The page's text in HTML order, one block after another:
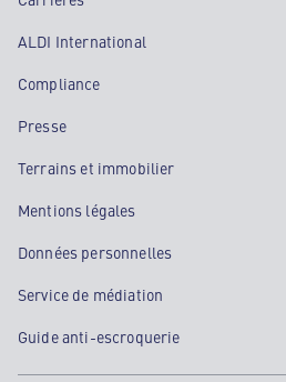
ALDI International
Compliance
Presse
Terrains et immobilier
Mentions légales
Données personnelles
Service de médiation
Guide anti-escroquerie